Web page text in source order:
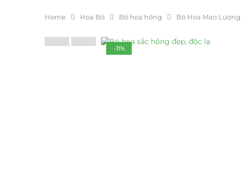
Home Hoa Bó Bó hoa hồng Bó Hoa Mao
-11%